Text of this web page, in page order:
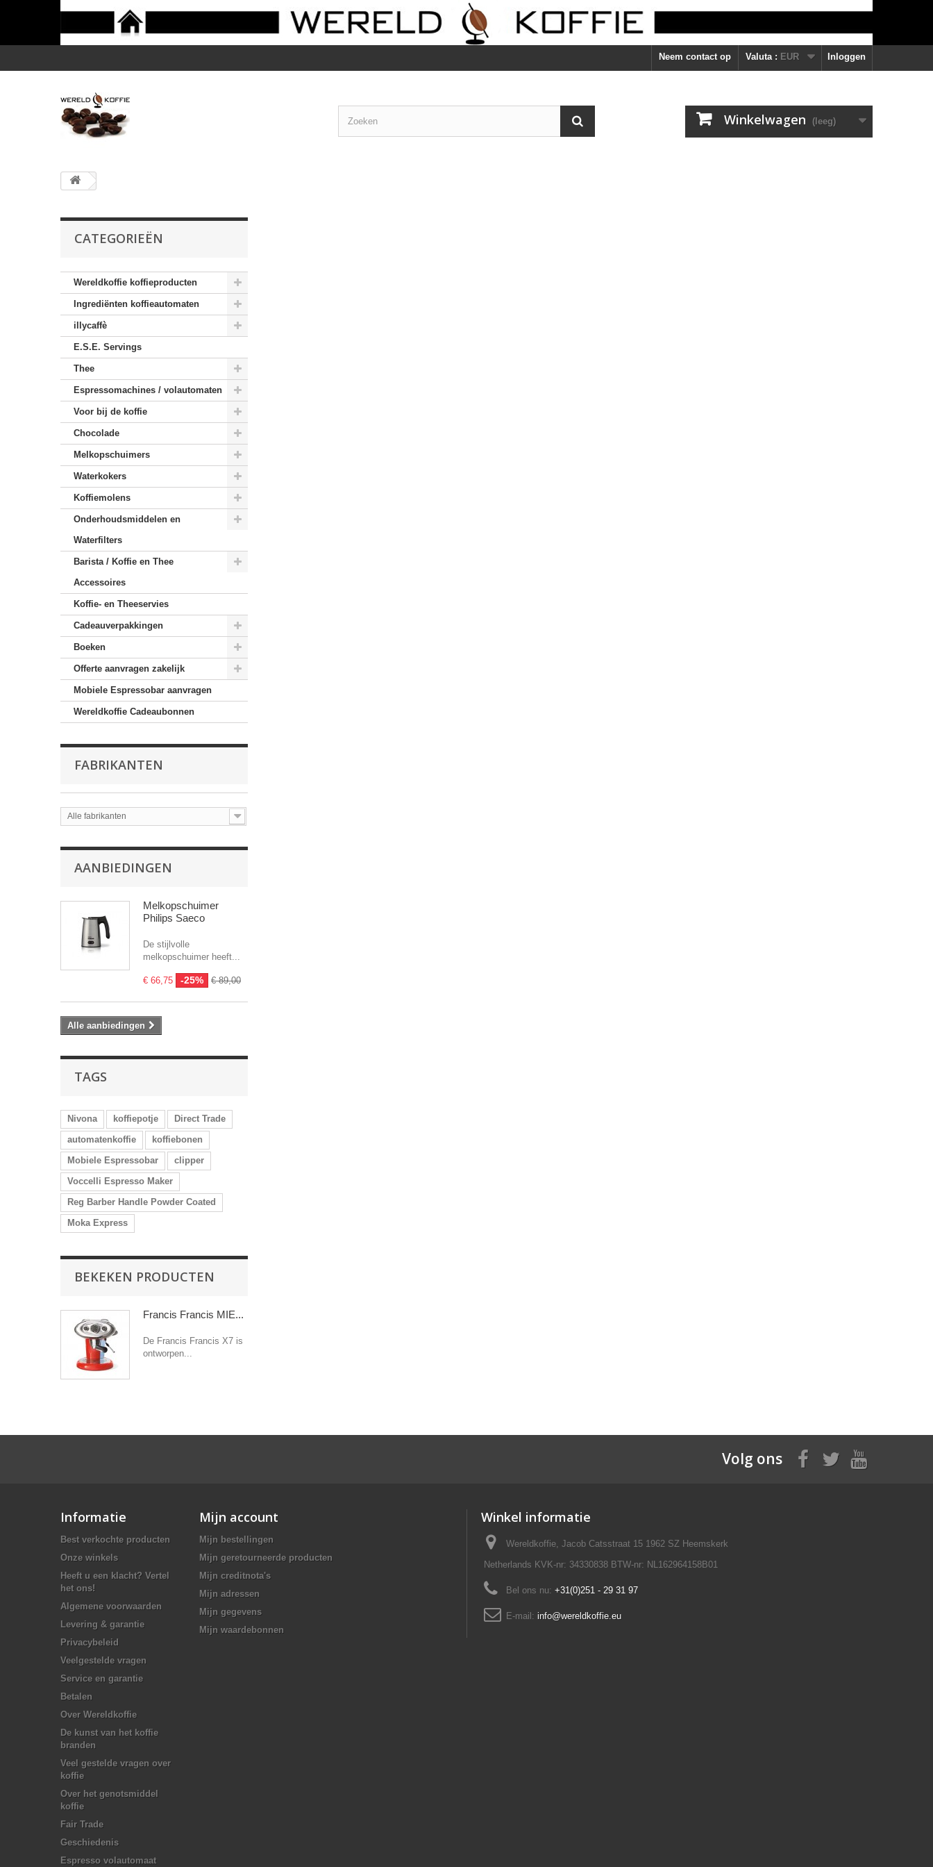
Inloggen
Valuta : EUR
Neem contact op
Winkelwagen (leeg)
CATEGORIEËN
Wereldkoffie koffieproducten
Ingrediënten koffieautomaten
illycaffè
E.S.E. Servings
Thee
Espressomachines / volautomaten
Voor bij de koffie
Chocolade
Melkopschuimers
Waterkokers
Koffiemolens
Onderhoudsmiddelen en
Waterfilters
Barista / Koffie en Thee
Accessoires
Koffie- en Theeservies
Cadeauverpakkingen
Boeken
Offerte aanvragen zakelijk
Mobiele Espressobar aanvragen
Wereldkoffie Cadeaubonnen
FABRIKANTEN
Alle fabrikanten
AANBIEDINGEN
Melkopschuimer
Philips Saeco
De stijlvolle
melkopschuimer heeft...
€ 66,75 -25% € 89,00
Alle aanbiedingen
TAGS
Nivona koffiepotje
Direct Trade
automatenkoffie
koffiebonen
Mobiele Espressobar
clipper
Voccelli Espresso Maker
Reg Barber Handle Powder Coated
Moka Express
BEKEKEN PRODUCTEN
Francis Francis MIE...
De Francis Francis X7 is
ontworpen...
Volg ons
Informatie
Best verkochte producten
Onze winkels
Heeft u een klacht? Vertel
het ons!
Algemene voorwaarden
Levering & garantie
Privacybeleid
Veelgestelde vragen
Service en garantie
Betalen
Over Wereldkoffie
De kunst van het koffie
branden
Veel gestelde vragen over
koffie
Over het genotsmiddel
koffie
Fair Trade
Geschiedenis
Espresso volautomaat
Mijn account
Mijn bestellingen
Mijn geretourneerde producten
Mijn creditnota's
Mijn adressen
Mijn gegevens
Mijn waardebonnen
Winkel informatie
Wereldkoffie, Jacob Catsstraat 15 1962 SZ Heemskerk
Netherlands KVK-nr: 34330838 BTW-nr: NL162964158B01
Bel ons nu: +31(0)251 - 29 31 97
E-mail: info@wereldkoffie.eu